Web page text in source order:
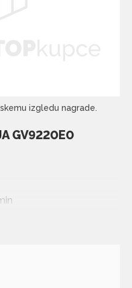
izgledu nagrade.
GV9220E0
za vodo 1,8 l